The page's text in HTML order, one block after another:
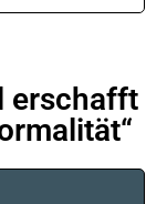
erschafft